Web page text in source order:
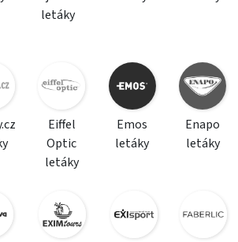
letáky
Eiffel
Optic
letáky
Emos
letáky
Enapo
letáky